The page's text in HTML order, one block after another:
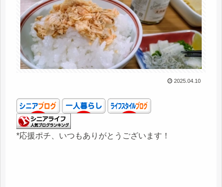
2025.04.10
*応援ポチ、いつもありがとうございます！